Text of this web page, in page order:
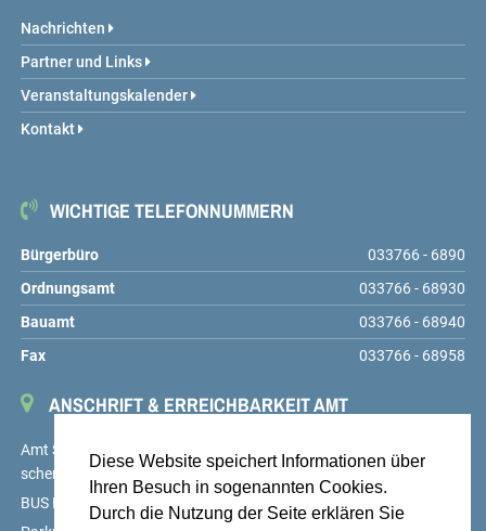
Diese Website speichert Informationen über
Ihren Besuch in sogenannten Cookies.
Durch die Nutzung der Seite erklären Sie
Nachrichten
Partner und Links
Veranstaltungskalender
Kontakt
WICHTIGE TELEFONNUMMERN
Bürgerbüro
033766 - 6890
Ordnungsamt
033766 - 68930
Bauamt
033766 - 68940
Fax
033766 - 68958
ANSCHRIFT & ERREICHBARKEIT AMT
Amt Schenkenländchen, Markt 9, 15755 Teupitz, service@amt-
schenkenlaendchen.de
BUS Linien 725, 726 und 727, Haltestelle Teupitz, Markt